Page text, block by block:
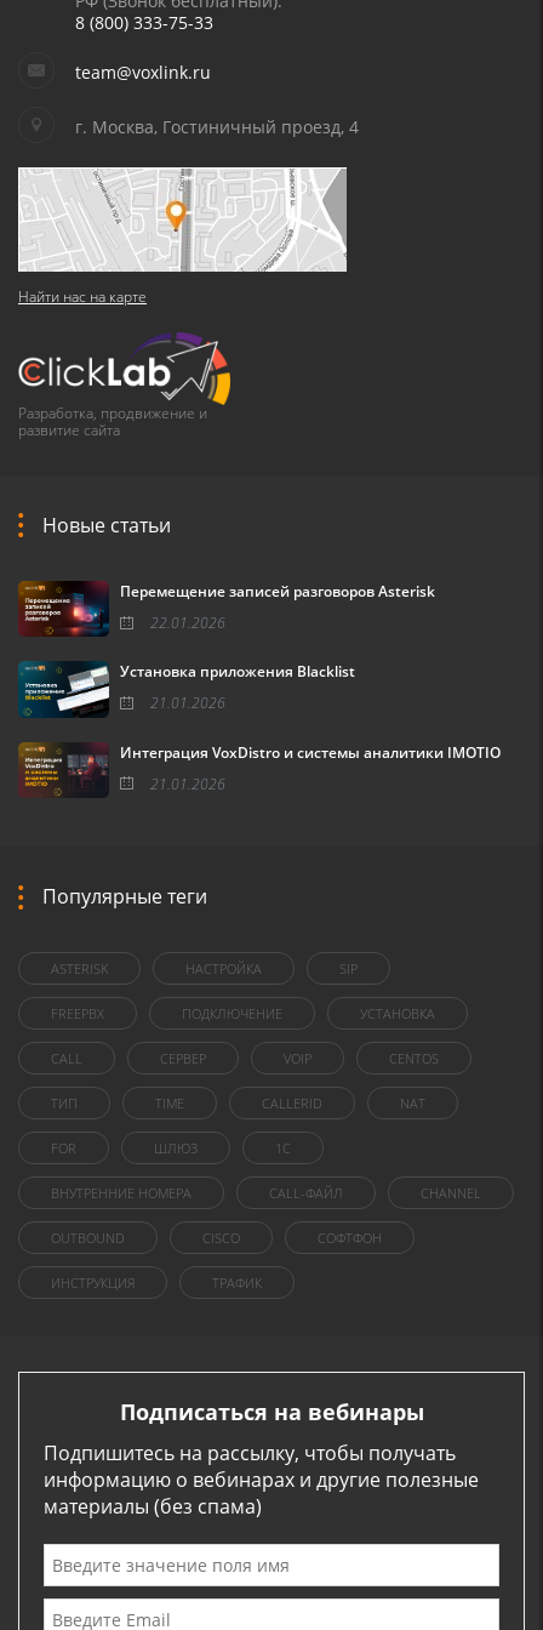
8 (800) 333-75-33
team@voxlink.ru
г. Москва, Гостиничный проезд, 4
Найти нас на карте
Разработка, продвижение и
развитие сайта
Новые статьи
Перемещение записей разговоров Asterisk
22.01.2026
Установка приложения Blacklist
21.01.2026
Интеграция VoxDistro и системы аналитики IMOTIO
21.01.2026
Популярные теги
ASTERISK НАСТРОЙКА SIP
FREEPBX ПОДКЛЮЧЕНИЕ УСТАНОВКА
CALL СЕРВЕР VOIP CENTOS
ТИП TIME CALLERID NAT
FOR ШЛЮЗ 1C
ВНУТРЕННИЕ НОМЕРА CALL-ФАЙЛ CHANNEL
OUTBOUND CISCO СОФТФОН
ИНСТРУКЦИЯ ТРАФИК
Подписаться на вебинары
Подпишитесь на рассылку, чтобы получать
информацию о вебинарах и другие полезные
материалы (без спама)